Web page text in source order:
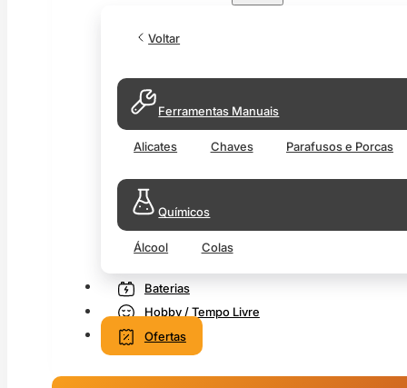
Voltar
Ferramentas Manuais
Alicates Chaves Parafusos e Porcas
Químicos
Álcool Colas
Baterias
Hobby / Tempo Livre
Ofertas